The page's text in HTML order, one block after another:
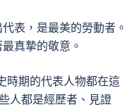
表，是最美的勞動者。
真摯的敬意。
時期的代表人物都在這
人都是經歷者、見證